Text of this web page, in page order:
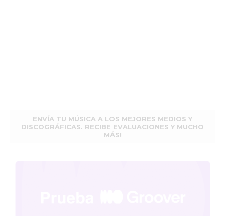
ENVÍA TU MÚSICA A LOS MEJORES MEDIOS Y
DISCOGRÁFICAS. RECIBE EVALUACIONES Y MUCHO
MÁS!